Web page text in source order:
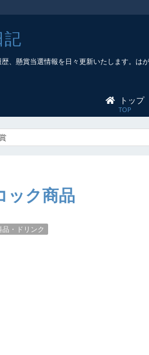
記
、懸賞当選情報を日々更新いたします。は
トップ
ック商品
品・ドリンク